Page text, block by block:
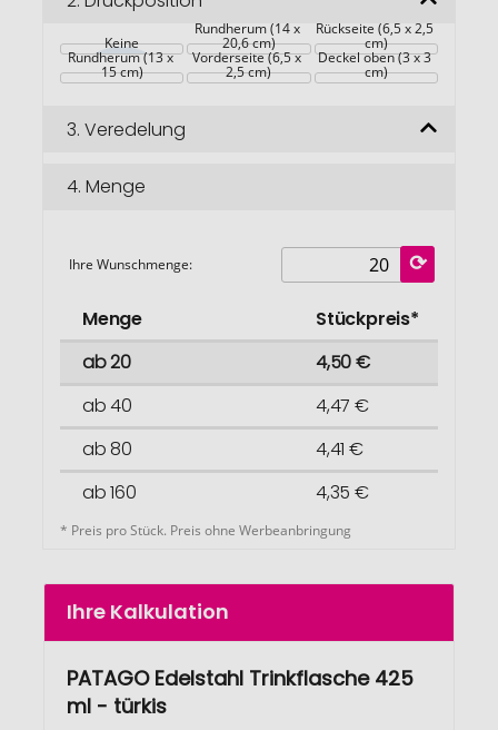
Keine
Rundherum (14 x
20,6 cm)
Rückseite (6,5 x 2,5
cm)
Rundherum (13 x
15 cm)
Vorderseite (6,5 x
2,5 cm)
Deckel oben (3 x 3
cm)
3. Veredelung
4. Menge
Ihre Wunschmenge:
Menge
Stückpreis*
ab 20
4,50 €
ab 40
4,47 €
ab 80
4,41 €
ab 160
4,35 €
* Preis pro Stück. Preis ohne Werbeanbringung
Ihre Kalkulation
PATAGO Edelstahl Trinkflasche 425
ml - türkis